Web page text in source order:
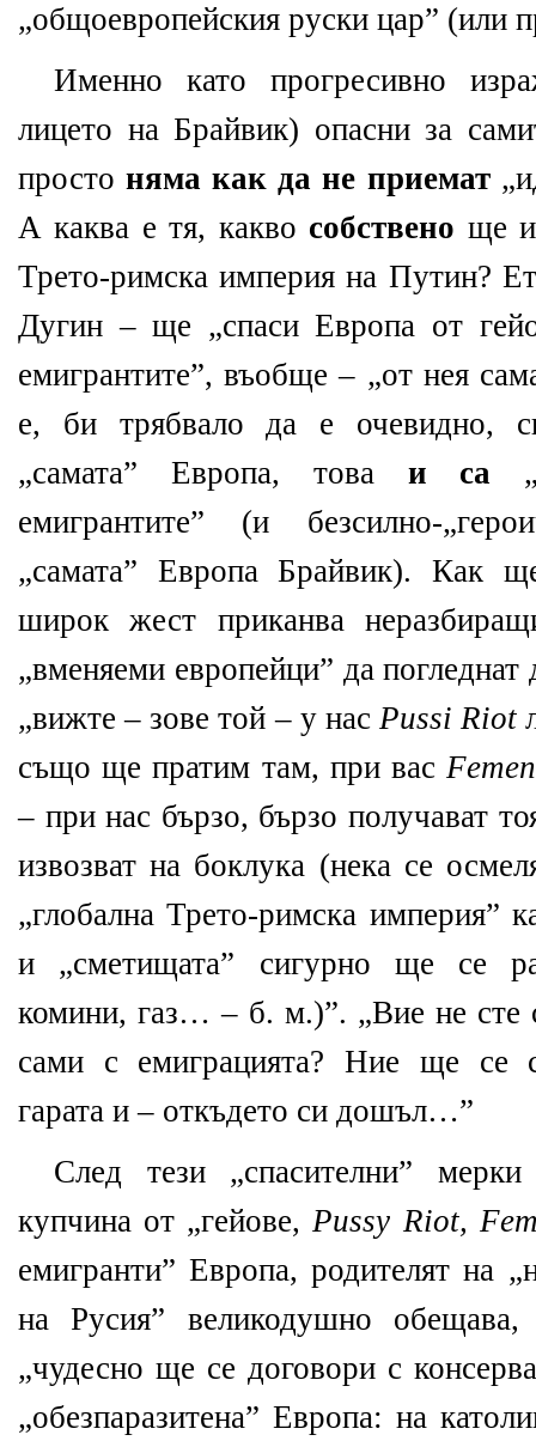
„общоевропейския руски цар” (или
Именно като прогресивно
лицето на Брайвик) опасни за
простоняма как да не приемат
А каква е тя, какво собствено ще
Трето-римска империя на Путин?
Дугин – ще „спаси Европа от
емигрантите”, въобще – „от нея
е, би трябвало да е очевидно,
„самата” Европа, това и са
емигрантите” (и безсилно-
„самата” Европа Брайвик). Как
широк жест приканва
„вменяеми европейци” да
„вижте – зове той – у насPussi Riot
също ще пратим там, при васFemen
– при нас бързо, бързо получават
извозват на боклука (нека се
„глобална Трето-римска империя”
и „сметищата” сигурно ще се
комини, газ… – б. м.)”. „Вие не сте
сами с емиграцията? Ние ще се
гарата и – откъдето си дошъл…”
След тези „спасителни”
купчина от „гейове,Pussy Riot,
емигранти” Европа, родителят на
на Русия” великодушно
„чудесно ще се договори с
„обезпаразитена” Европа: на